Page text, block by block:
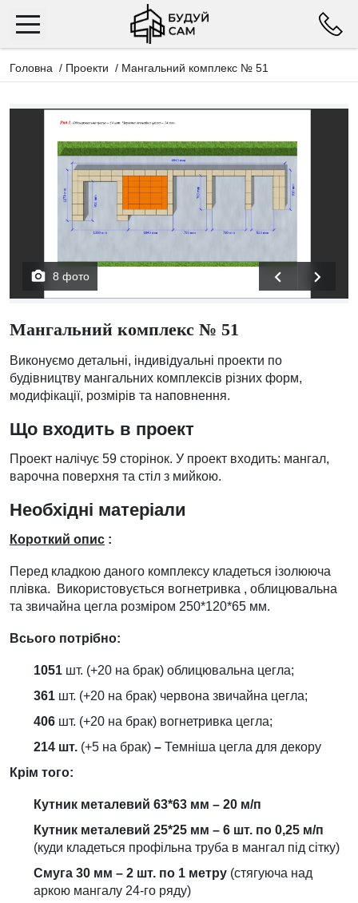
Головна / Проекти / Мангальний комплекс № 51
8 фото
Мангальний комплекс № 51
Виконуємо детальні, індивідуальні проекти по
будівництву мангальних комплексів різних форм,
модифікації, розмірів та наповнення.
Що входить в проект
Проект налічує 59 сторінок. У проект входить: мангал,
варочна поверхня та стіл з мийкою.
Необхідні матеріали
Короткий опис :
Перед кладкою даного комплексу кладеться ізолююча
плівка. Використовується вогнетривка , облицювальна
та звичайна цегла розміром 250*120*65 мм.
Всього потрібно:
1051 шт. (+20 на брак) облицювальна цегла;
361 шт. (+20 на брак) червона звичайна цегла;
406 шт. (+20 на брак) вогнетривка цегла;
214 шт. (+5 на брак) – Темніша цегла для декору
Крім того:
Кутник металевий 63*63 мм – 20 м/п
Кутник металевий 25*25 мм – 6 шт. по 0,25 м/п
(куди кладеться профільна труба в мангал під сітку)
Смуга 30 мм – 2 шт. по 1 метру (стягуюча над
аркою мангалу 24-го ряду)